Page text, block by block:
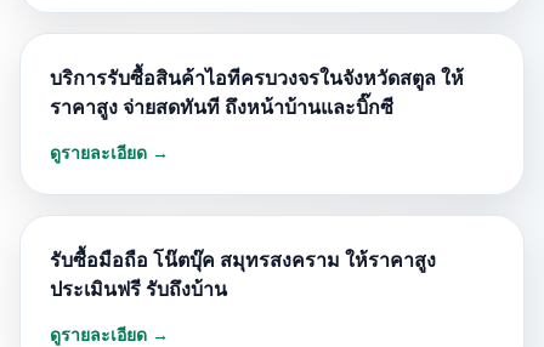
บริการรับซื้อสินค้าไอทีครบวงจรในจังหวัดสตูล ให้
ราคาสูง จ่ายสดทันที ถึงหน้าบ้านและบิ๊กซี
ดูรายละเอียด →
รับซื้อมือถือ โน๊ตบุ๊ค สมุทรสงคราม ให้ราคาสูง
ประเมินฟรี รับถึงบ้าน
ดูรายละเอียด →